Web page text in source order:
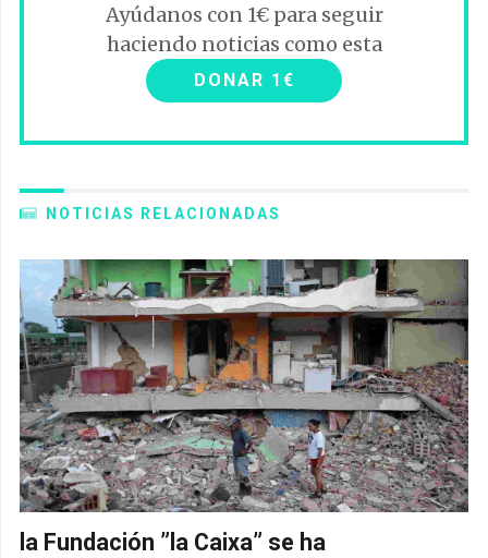
Ayúdanos con 1€ para seguir
haciendo noticias como esta
DONAR 1€
NOTICIAS RELACIONADAS
la Fundación ”la Caixa” se ha